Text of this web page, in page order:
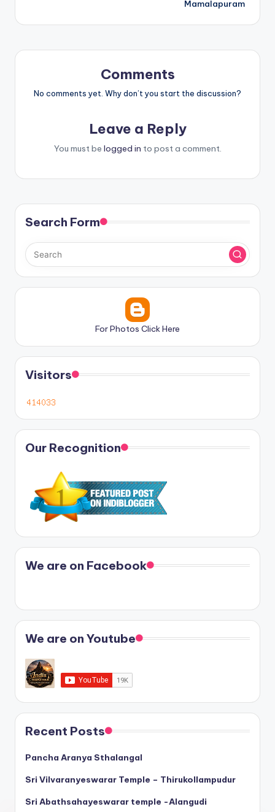
Mamalapuram
Comments
No comments yet. Why don’t you start the discussion?
Leave a Reply
You must be logged in to post a comment.
Search Form
For Photos Click Here
Visitors
Our Recognition
We are on Facebook
We are on Youtube
Recent Posts
Pancha Aranya Sthalangal
Sri Vilvaranyeswarar Temple – Thirukollampudur
Sri Abathsahayeswarar temple -Alangudi